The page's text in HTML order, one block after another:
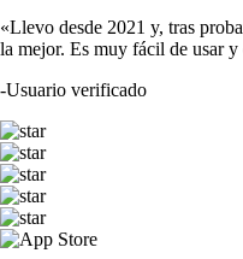
«Llevo desde 2021 y, tras
la mejor. Es muy fácil de usar
-Usuario verificado